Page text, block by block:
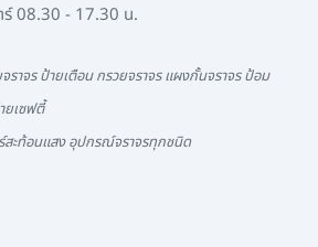
ร์ 08.30 - 17.30 น.
าจร ป้ายเตือน กรวยจราจร แผงกั้นจราจร ป้อม
ยเซฟตี้
สะท้อนแสง อุปกรณ์จราจรทุกชนิด